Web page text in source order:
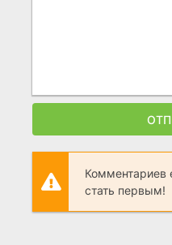
стать первым!